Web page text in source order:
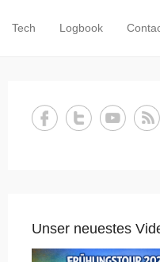
Tech Logbook
Unser neuestes